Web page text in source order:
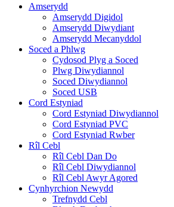
Amserydd
Amserydd Digidol
Amserydd Diwydiant
Amserydd Mecanyddol
Soced a Phlwg
Cydosod Plyg a Soced
Plwg Diwydiannol
Soced Diwydiannol
Soced USB
Cord Estyniad
Cord Estyniad Diwydiannol
Cord Estyniad PVC
Cord Estyniad Rwber
Rîl Cebl
Rîl Cebl Dan Do
Rîl Cebl Diwydiannol
Rîl Cebl Awyr Agored
Cynhyrchion Newydd
Trefnydd Cebl